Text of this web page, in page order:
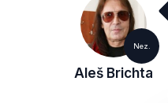
Nez.
Aleš Brichta